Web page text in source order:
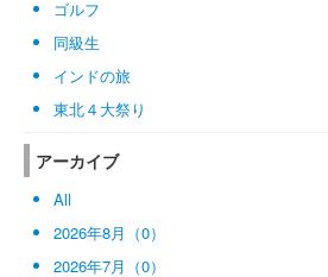
ゴルフ
同級生
インドの旅
東北４大祭り
アーカイブ
All
2026年8月（0）
2026年7月（0）